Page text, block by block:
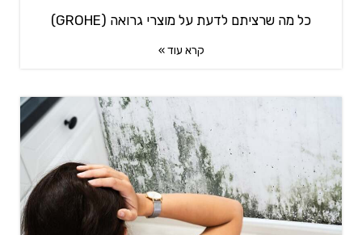
כל מה שרציתם לדעת על מוצרי גרואה (GROHE)
קרא עוד »